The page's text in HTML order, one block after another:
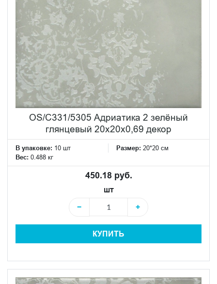
OS/C331/5305 Адриатика 2 зелёный
глянцевый 20x20x0,69 декор
В упаковке: 10 шт Размер: 20*20 см
Вес: 0.488 кг
450.18 руб.
шт
−
+
КУПИТЬ